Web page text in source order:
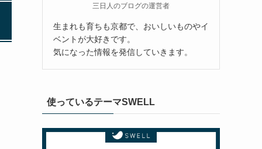
三日人のブログの運営者
生まれも育ちも京都で、おいしいものやイ
ベントが大好きです。
気になった情報を発信していきます。
使っているテーマSWELL